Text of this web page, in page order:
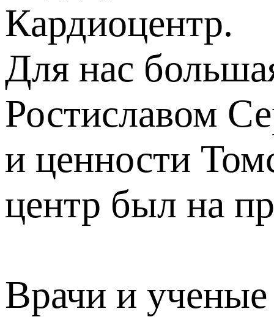
Кардиоцентр.
Для нас
Ростиславом
и ценности
центр был на
Врачи и ученые